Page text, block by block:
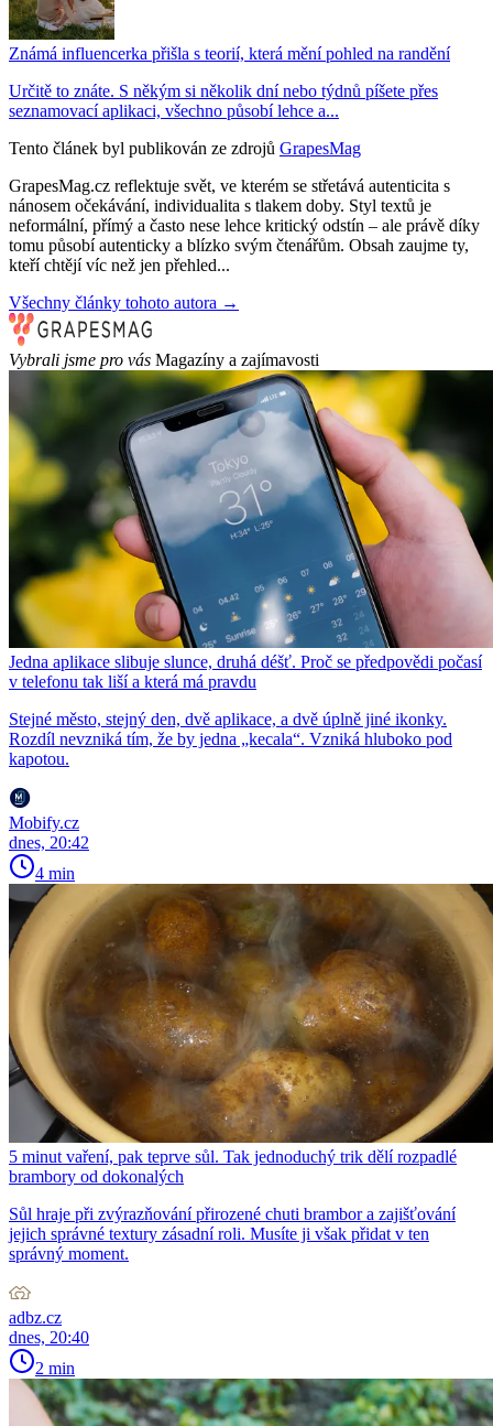
Známá influencerka přišla s teorií, která mění pohled na randění
Určitě to znáte. S někým si několik dní nebo týdnů píšete přes
seznamovací aplikaci, všechno působí lehce a...
Tento článek byl publikován ze zdrojů GrapesMag
GrapesMag.cz reflektuje svět, ve kterém se střetává autenticita s
nánosem očekávání, individualita s tlakem doby. Styl textů je
neformální, přímý a často nese lehce kritický odstín – ale právě díky
tomu působí autenticky a blízko svým čtenářům. Obsah zaujme ty,
kteří chtějí víc než jen přehled...
Všechny články tohoto autora →
Vybrali jsme pro vás Magazíny a zajímavosti
Jedna aplikace slibuje slunce, druhá déšť. Proč se předpovědi počasí
v telefonu tak liší a která má pravdu
Stejné město, stejný den, dvě aplikace, a dvě úplně jiné ikonky.
Rozdíl nevzniká tím, že by jedna „kecala“. Vzniká hluboko pod
kapotou.
Mobify.cz
dnes, 20:42
4 min
5 minut vaření, pak teprve sůl. Tak jednoduchý trik dělí rozpadlé
brambory od dokonalých
Sůl hraje při zvýrazňování přirozené chuti brambor a zajišťování
jejich správné textury zásadní roli. Musíte ji však přidat v ten
správný moment.
adbz.cz
dnes, 20:40
2 min